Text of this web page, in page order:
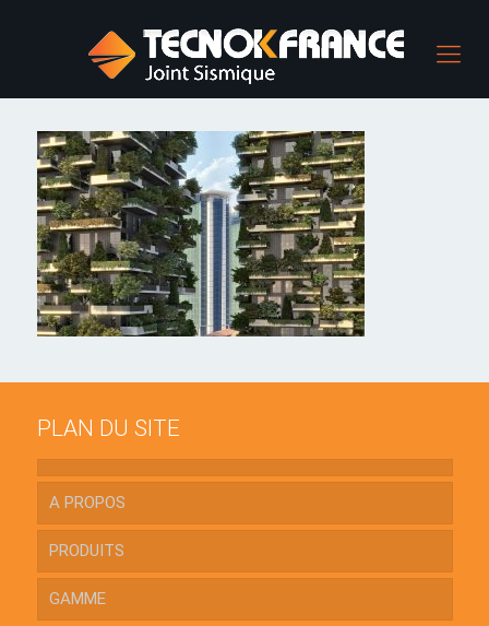
PLAN DU SITE
A PROPOS
PRODUITS
GAMME